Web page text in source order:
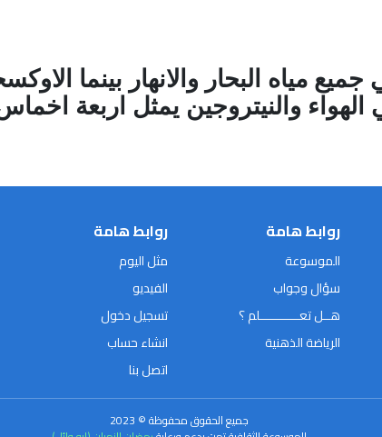
مياه البحار والانهار بينما
روابط هامة
الموسوعة
سؤال وجواب
هــل تعـــــــــــلم ؟
الرياضة الذهنية
روابط هامة
مثل اليوم
الفيديو
تسجيل دخول
انشاء حساب
اتصل بنا
جميع الحقوق محفوظة © 2023